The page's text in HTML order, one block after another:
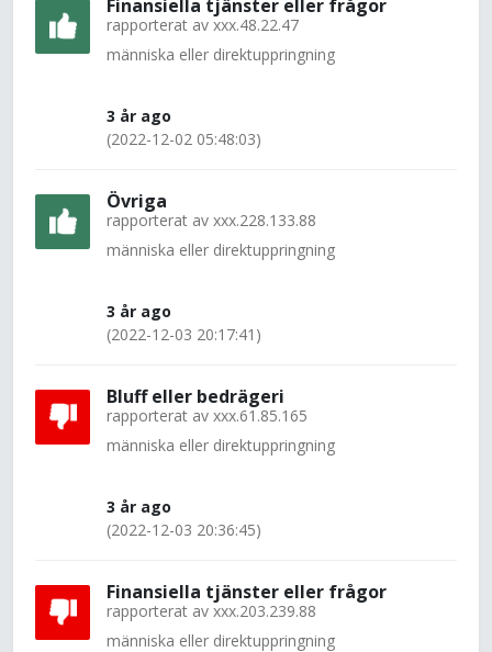
Finansiella tjänster eller frågor
rapporterat av xxx.48.22.47
människa eller direktuppringning
3 år ago
(2022-12-02 05:48:03)
Övriga
rapporterat av xxx.228.133.88
människa eller direktuppringning
3 år ago
(2022-12-03 20:17:41)
Bluff eller bedrägeri
rapporterat av xxx.61.85.165
människa eller direktuppringning
3 år ago
(2022-12-03 20:36:45)
Finansiella tjänster eller frågor
rapporterat av xxx.203.239.88
människa eller direktuppringning